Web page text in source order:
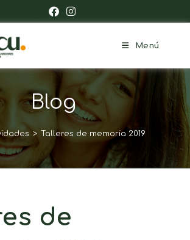
Menú
Blog
> Talleres de memoria 2019
de